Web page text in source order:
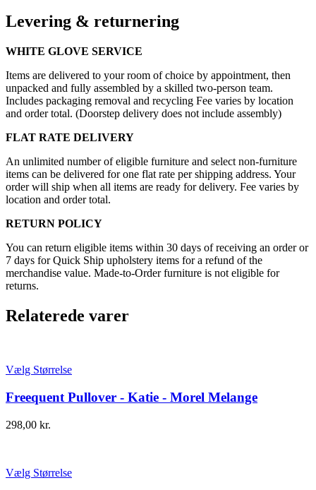
Levering & returnering
WHITE GLOVE SERVICE
Items are delivered to your room of choice by appointment, then
unpacked and fully assembled by a skilled two-person team.
Includes packaging removal and recycling Fee varies by location
and order total. (Doorstep delivery does not include assembly)
FLAT RATE DELIVERY
An unlimited number of eligible furniture and select non-furniture
items can be delivered for one flat rate per shipping address. Your
order will ship when all items are ready for delivery. Fee varies by
location and order total.
RETURN POLICY
You can return eligible items within 30 days of receiving an order or
7 days for Quick Ship upholstery items for a refund of the
merchandise value. Made-to-Order furniture is not eligible for
returns.
Relaterede varer
Vælg Størrelse
Freequent Pullover - Katie - Morel Melange
298,00 kr.
Vælg Størrelse